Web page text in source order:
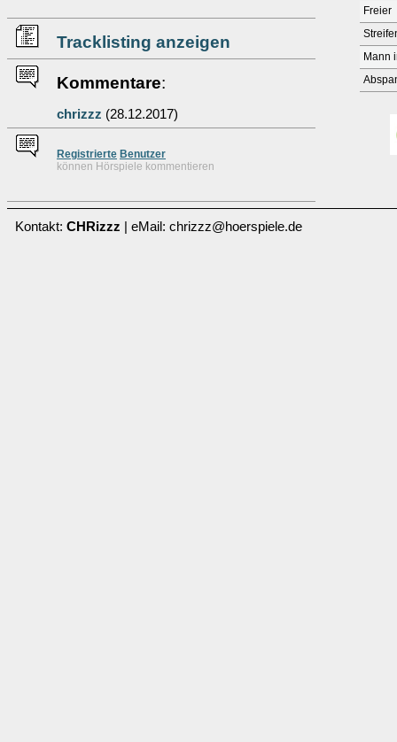
Tracklisting anzeigen
Kommentare:
chrizzz (28.12.2017)
Registrierte Benutzer
können Hörspiele kommentieren
Freier
Mann
Kontakt: CHRizzz | eMail: chrizzz@hoerspiele.de